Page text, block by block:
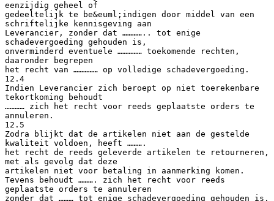
eenzijdig geheel of
gedeeltelijk te be&euml;indigen door middel van een
schriftelijke kennisgeving aan
Leverancier, zonder dat ………….. tot enige
schadevergoeding gehouden is,
onverminderd eventuele …………… toekomende rechten,
daaronder begrepen
het recht van …………… op volledige schadevergoeding.
12.4
Indien Leverancier zich beroept op niet toerekenbare
tekortkoming behoudt
………… zich het recht voor reeds geplaatste orders te
annuleren.
12.5
Zodra blijkt dat de artikelen niet aan de gestelde
kwaliteit voldoen, heeft ……….
het recht de reeds geleverde artikelen te retourneren,
met als gevolg dat deze
artikelen niet voor betaling in aanmerking komen.
Tevens behoudt ………. zich het recht voor reeds
geplaatste orders te annuleren
zonder dat ……… tot enige schadevergoeding gehouden is.